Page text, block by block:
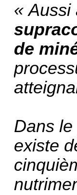
« Aussi
de
Dans le
existe